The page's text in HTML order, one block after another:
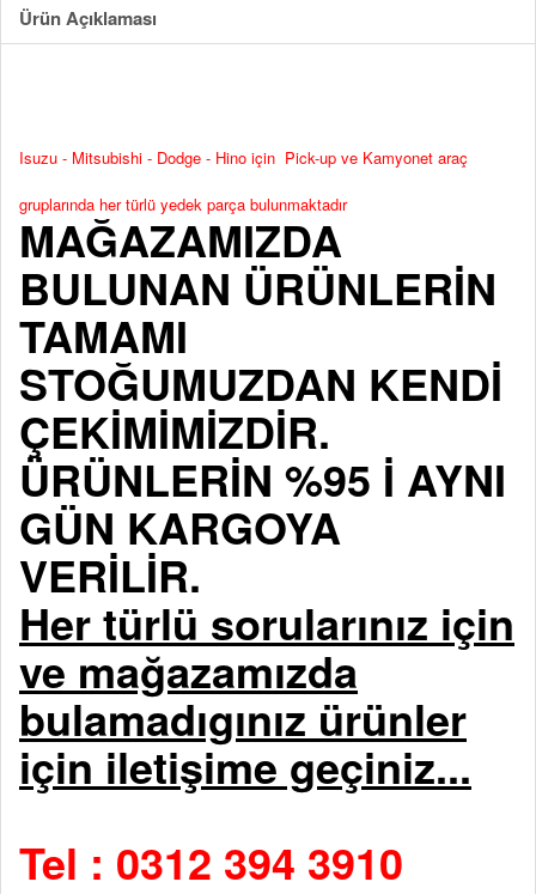
Ürün Açıklaması
Isuzu - Mitsubishi - Dodge - Hino için Pick-up ve Kamyonet araç
gruplarında her türlü yedek parça bulunmaktadır
MAĞAZAMIZDA
BULUNAN ÜRÜNLERİN
TAMAMI
STOĞUMUZDAN KENDİ
ÇEKİMİMİZDİR.
ÜRÜNLERİN %95 İ AYNI
GÜN KARGOYA
VERİLİR.
Her türlü sorularınız için
ve mağazamızda
bulamadıgınız ürünler
için iletişime geçiniz...
Tel : 0312 394 3910